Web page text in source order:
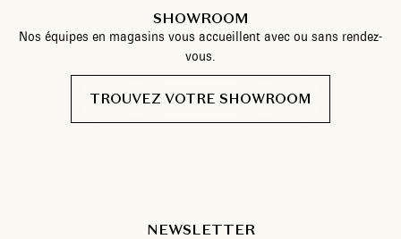
SHOWROOM
Nos équipes en magasins vous accueillent avec ou sans rendez-
vous.
TROUVEZ VOTRE SHOWROOM
NEWSLETTER